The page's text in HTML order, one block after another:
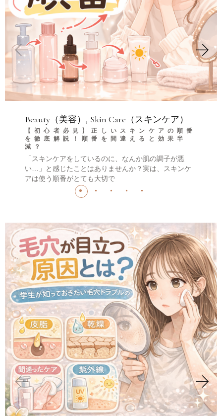
Beauty（美容） Skin Care（スキンケア）
【初心者必見】正しいスキンケアの順番
を徹底解説！順番を間違えると効果半
減？
「スキンケアをしているのに、なんか肌の調子が悪
い…」と感じたことはありませんか？実は、スキンケ
アは使う順番がとても大切で